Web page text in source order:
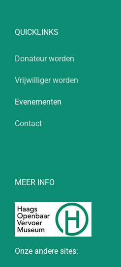
QUICKLINKS
Donateur worden
Vrijwilliger worden
Evenementen
Contact
MEER INFO
Onze andere sites: